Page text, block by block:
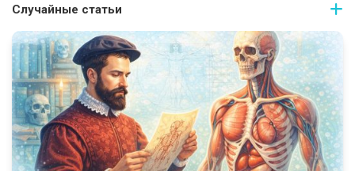
Случайные статьи